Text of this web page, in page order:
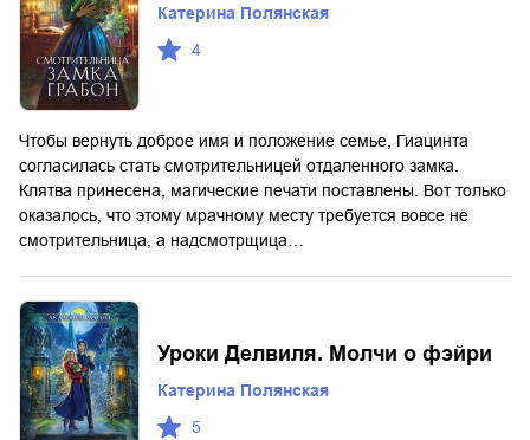
Катерина Полянская
4
Чтобы вернуть доброе имя и положение семье, Гиацинта
согласилась стать смотрительницей отдаленного замка.
Клятва принесена, магические печати поставлены. Вот только
оказалось, что этому мрачному месту требуется вовсе не
смотрительница, а надсмотрщица…
Уроки Делвиля. Молчи о фэйри
Катерина Полянская
5